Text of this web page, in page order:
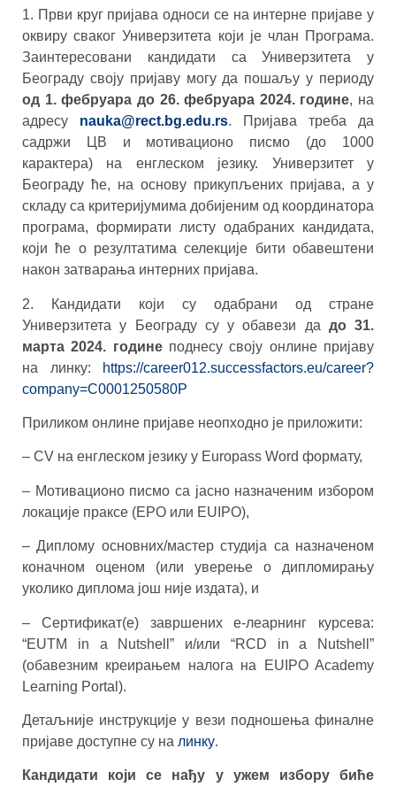
1. Први круг пријава односи се на интерне пријаве у
оквиру сваког Универзитета који је члан Програма.
Заинтересовани кандидати са Универзитета у
Београду своју пријаву могу да пошаљу у периоду
од 1. фебруара до 26. фебруара 2024. године, на
адресу nauka@rect.bg.edu.rs. Пријава треба да
садржи ЦВ и мотивационо писмо (до 1000
карактера) на енглеском језику. Универзитет у
Београду ће, на основу прикупљених пријава, а у
складу са критеријумима добијеним од координатора
програма, формирати листу одабраних кандидата,
који ће о резултатима селекције бити обавештени
након затварања интерних пријава.
2. Кандидати који су одабрани од стране
Универзитета у Београду су у обавези да до 31.
марта 2024. годинеподнесу своју онлине пријаву
на линку:
https://career012.successfactors.eu/career?
company=C0001250580P
Приликом онлине пријаве неопходно је приложити:
– CV на енглеском језику у Europass Word формату,
– Мотивационо писмо са јасно назначеним избором
локације праксе (EPO или EUIPO),
– Диплому основних/мастер студија са назначеном
коначном оценом (или уверење о дипломирању
уколико диплома још није издата), и
– Сертификат(е) завршених е-леарнинг курсева:
“EUTM in a Nutshell” и/или “RCD in a Nutshell”
(обавезним креирањем налога на EUIPO Academy
Learning Portal).
Детаљније инструкције у вези подношења финалне
пријаве доступне су на линку.
Кандидати који се нађу у ужем избору биће